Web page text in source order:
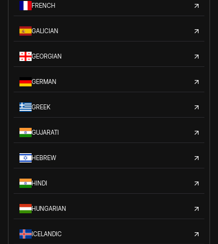
FRENCH
GALICIAN
GEORGIAN
GERMAN
GREEK
GUJARATI
HEBREW
HINDI
HUNGARIAN
ICELANDIC